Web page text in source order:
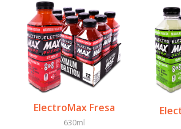
ElectroMax Fresa
630ml